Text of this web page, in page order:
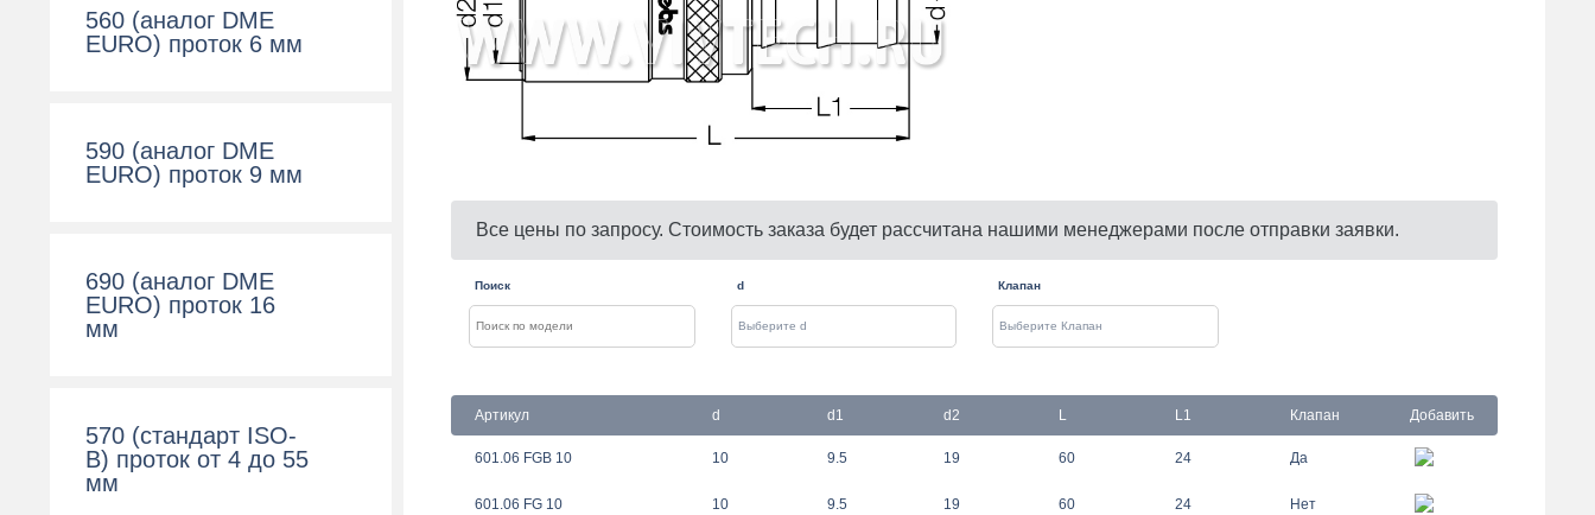
560 (аналог DME
EURO) проток 6 мм
590 (аналог DME
EURO) проток 9 мм
690 (аналог DME
EURO) проток 16
мм
570 (cтандарт ISO-
B) проток от 4 до 55
мм
Все цены по запросу. Стоимость заказа будет рассчитана нашими менеджерами после отправки заявки.
Поиск d Клапан
Артикул d d1 d2 L L1 Клапан Добавить
601.06 FGB 10 10 9.5 19 60 24 Да
601.06 FG 10 10 9.5 19 60 24 Нет